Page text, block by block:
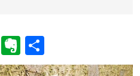
MixiEvernote
有